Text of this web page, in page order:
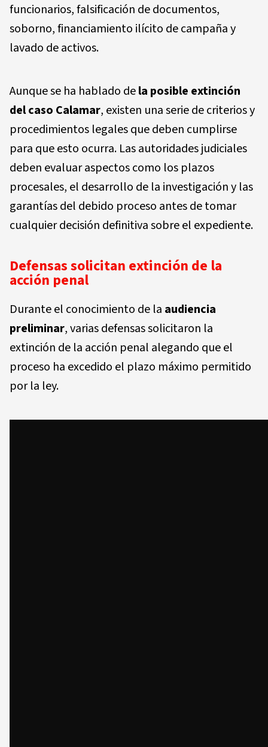
funcionarios, falsificación de documentos,
soborno, financiamiento ilícito de campaña y
lavado de activos.
Aunque se ha hablado dela posible extinción
del caso Calamar, existen una serie de criterios y
procedimientos legales que deben cumplirse
para que esto ocurra. Las autoridades judiciales
deben evaluar aspectos como los plazos
procesales, el desarrollo de la investigación y las
garantías del debido proceso antes de tomar
cualquier decisión definitiva sobre el expediente.
Defensas solicitan extinción de la
acción penal
Durante el conocimiento de la audiencia
preliminar, varias defensas solicitaron la
extinción de la acción penal alegando que el
proceso ha excedido el plazo máximo permitido
por la ley.